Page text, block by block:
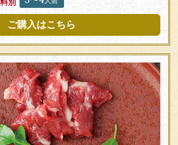
ご購入はこちら